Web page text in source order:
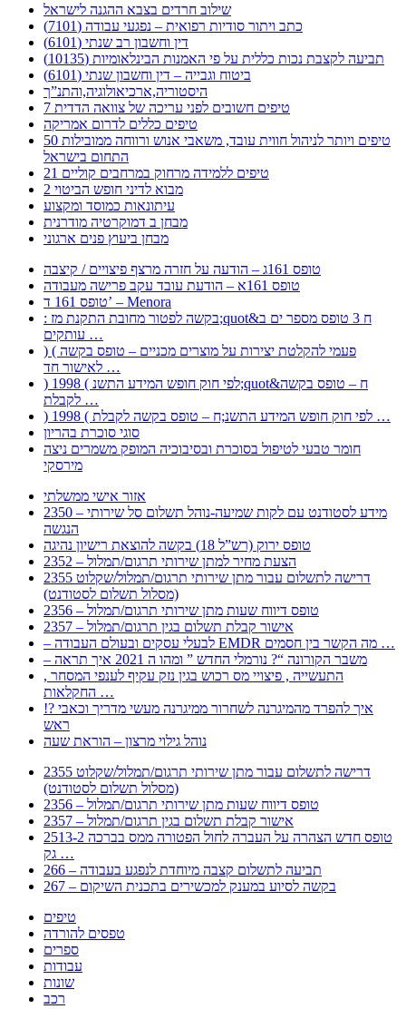
שילוב חרדים בצבא ההגנה לישראל
כתב ויתור סודיות רפואית – נפגעי עבודה (7101)
דין וחשבון רב שנתי (6101)
תביעה לקצבת נכות כללית על פי האמנות הבינלאומיות (10135)
ביטוח וגבייה – דין וחשבון שנתי (6101)
היסטוריה,ארכיאולוגיה,והתנ”ך
7 טיפים חשובים לפני עריכה של צוואה הדדית
טיפים כללים לדרום אמריקה
50 טיפים ויותר לניהול חווית עובד, משאבי אנוש ורווחה ממובילות
התחום בישראל
21 טיפים ללמידה מרחוק במרחבים קוליים
מבוא לדיני חופש הביטוי 2
עיתונאות כמוסד ומקצוע
מבחן ב דמוקרטיה מודרנית
מבחן ביעוץ פנים ארגוני
טופס 161ג – הודעה על חזרה מרצף פיצויים / קיצבה
טופס 161א – הודעת עובד עקב פרישה מעבודה
טופס 161 ד’ – Menora
: בקשה לפטור מחובת התקנת מז;quot&ח 3 טופס מספר ים ב
עותקים …
) ( פעמי להקלטת יצירות על מוצרים מכניים – טופס בקשה
לאישור חד …
) 1998 ( לפי חוק חופש המידע התשנ;quot&ח – טופס בקשה
לקבלת …
) 1998 ( לפי חוק חופש המידע התשנ;ח – טופס בקשה לקבלת …
סוגי סוכרת בהריון
חומר טבעי לטיפול בסוכרת ובסיבוכיה המופק משמרים ניצה
מירסקי
אזור אישי ממשלתי
2350 – מידע לסטודנט עם לקות שמיעה-נוהל תשלום סל שירותי
הנגשה
טופס ירוק (רש”ל 18) בקשה להוצאת רישיון נהיגה
2352 – הצעת מחיר למתן שירותי תרגום/תמלול
2355 דרישה לתשלום עבור מתן שירותי תרגום/תמלול/שקלוט
(מסלול תשלום לסטודנט)
2356 – טופס דיווח שעות מתן שירותי תרגום/תמלול
2357 – אישור קבלת תשלום בגין תרגום/תמלול
– לבעלי עסקים ובעולם העבודה EMDR מה הקשר בין חסמים …
– משבר הקורונה “? נורמלי החדש ” ומהו ה 2021 איך תראה
, התעשייה , פיצויי מס רכוש בגין נזק עקיף לענפי המסחר
החקלאות …
!? איך להפרד מהמיגרנה לשחרור ממיגרנה מעשי מדריך וכאבי
ראש
נוהל גילוי מרצון – הוראת שעה
2355 דרישה לתשלום עבור מתן שירותי תרגום/תמלול/שקלוט
(מסלול תשלום לסטודנט)
2356 – טופס דיווח שעות מתן שירותי תרגום/תמלול
2357 – אישור קבלת תשלום בגין תרגום/תמלול
2513-2 טופס חדש הצהרה על העברה לחול הפטורה ממס בברכה
גק …
266 – תביעה לתשלום קצבה מיוחדת לנפגע בעבודה
267 – בקשה לסיוע במענק למכשירים בתכנית השיקום
טיפים
טפסים להורדה
ספרים
עבודות
שונות
רכב